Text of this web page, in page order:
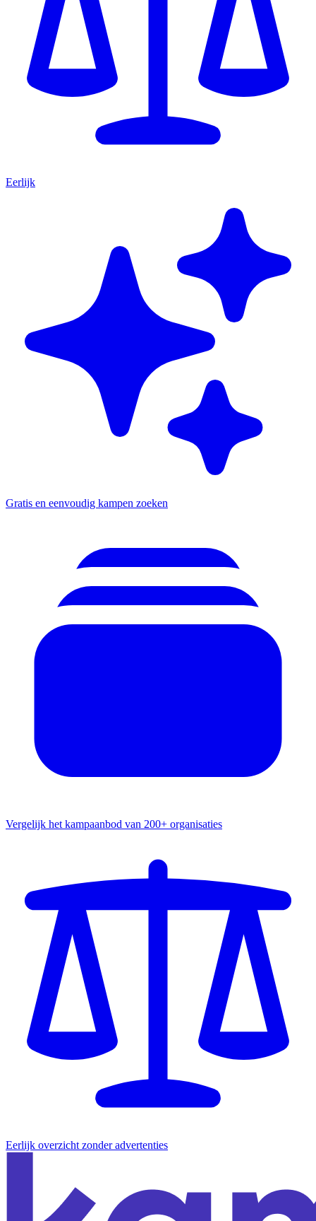
Eerlijk
Gratis en eenvoudig kampen zoeken
Vergelijk het kampaanbod van 200+ organisaties
Eerlijk overzicht zonder advertenties